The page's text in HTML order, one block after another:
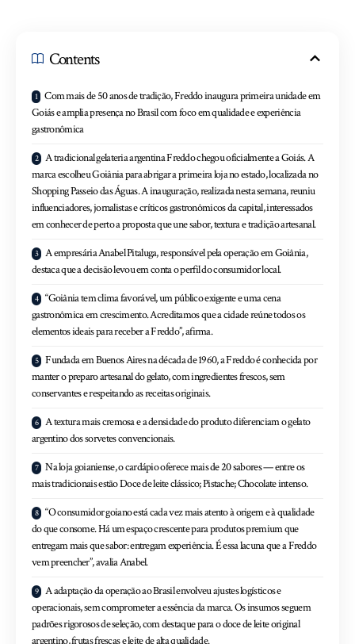
Contents
Com mais de 50 anos de tradição, Freddo inaugura primeira unidade em
Goiás e amplia presença no Brasil com foco em qualidade e experiência
gastronômica
A tradicional gelateria argentina Freddo chegou oficialmente a Goiás. A
marca escolheu Goiânia para abrigar a primeira loja no estado, localizada no
Shopping Passeio das Águas. A inauguração, realizada nesta semana, reuniu
influenciadores, jornalistas e críticos gastronômicos da capital, interessados
em conhecer de perto a proposta que une sabor, textura e tradição artesanal.
A empresária Anabel Pitaluga, responsável pela operação em Goiânia,
destaca que a decisão levou em conta o perfil do consumidor local.
“Goiânia tem clima favorável, um público exigente e uma cena
gastronômica em crescimento. Acreditamos que a cidade reúne todos os
elementos ideais para receber a Freddo”, afirma.
Fundada em Buenos Aires na década de 1960, a Freddo é conhecida por
manter o preparo artesanal do gelato, com ingredientes frescos, sem
conservantes e respeitando as receitas originais.
A textura mais cremosa e a densidade do produto diferenciam o gelato
argentino dos sorvetes convencionais.
Na loja goianiense, o cardápio oferece mais de 20 sabores — entre os
mais tradicionais estão Doce de leite clássico; Pistache; Chocolate intenso.
“O consumidor goiano está cada vez mais atento à origem e à qualidade
do que consome. Há um espaço crescente para produtos premium que
entregam mais que sabor: entregam experiência. É essa lacuna que a Freddo
vem preencher”, avalia Anabel.
A adaptação da operação ao Brasil envolveu ajustes logísticos e
operacionais, sem comprometer a essência da marca. Os insumos seguem
padrões rigorosos de seleção, com destaque para o doce de leite original
argentino, frutas frescas e leite de alta qualidade.